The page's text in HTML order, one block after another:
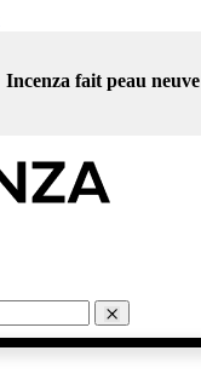
Incenza fait peau neuve